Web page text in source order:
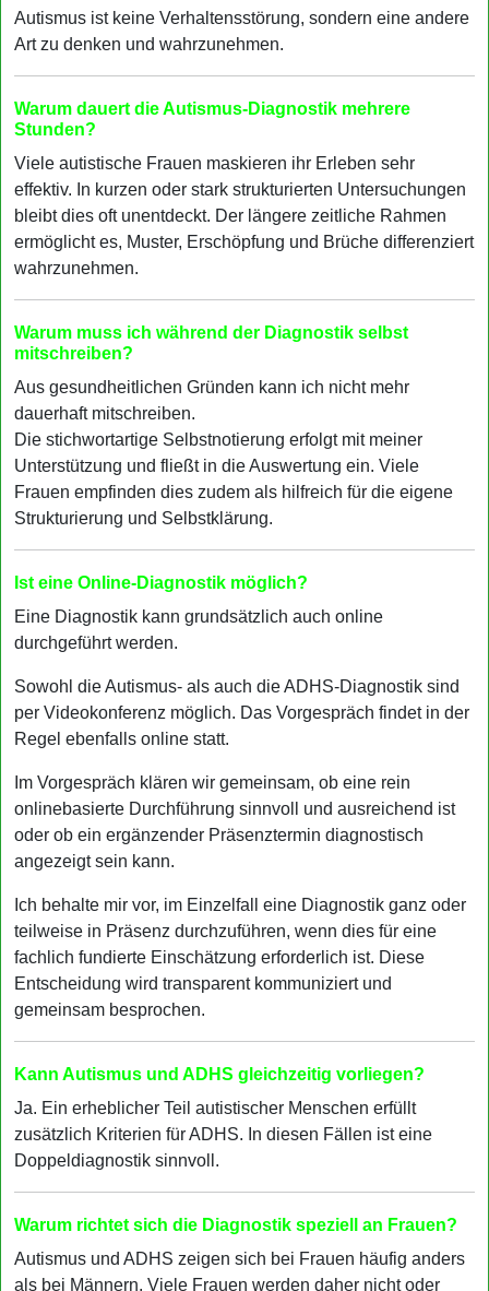
Autismus ist keine Verhaltensstörung, sondern eine andere
Art zu denken und wahrzunehmen.
Warum dauert die Autismus-Diagnostik mehrere
Stunden?
Viele autistische Frauen maskieren ihr Erleben sehr
effektiv. In kurzen oder stark strukturierten Untersuchungen
bleibt dies oft unentdeckt. Der längere zeitliche Rahmen
ermöglicht es, Muster, Erschöpfung und Brüche differenziert
wahrzunehmen.
Warum muss ich während der Diagnostik selbst
mitschreiben?
Aus gesundheitlichen Gründen kann ich nicht mehr
dauerhaft mitschreiben.
Die stichwortartige Selbstnotierung erfolgt mit meiner
Unterstützung und fließt in die Auswertung ein. Viele
Frauen empfinden dies zudem als hilfreich für die eigene
Strukturierung und Selbstklärung.
Ist eine Online-Diagnostik möglich?
Eine Diagnostik kann grundsätzlich auch online
durchgeführt werden.
Sowohl die Autismus- als auch die ADHS-Diagnostik sind
per Videokonferenz möglich. Das Vorgespräch findet in der
Regel ebenfalls online statt.
Im Vorgespräch klären wir gemeinsam, ob eine rein
onlinebasierte Durchführung sinnvoll und ausreichend ist
oder ob ein ergänzender Präsenztermin diagnostisch
angezeigt sein kann.
Ich behalte mir vor, im Einzelfall eine Diagnostik ganz oder
teilweise in Präsenz durchzuführen, wenn dies für eine
fachlich fundierte Einschätzung erforderlich ist. Diese
Entscheidung wird transparent kommuniziert und
gemeinsam besprochen.
Kann Autismus und ADHS gleichzeitig vorliegen?
Ja. Ein erheblicher Teil autistischer Menschen erfüllt
zusätzlich Kriterien für ADHS. In diesen Fällen ist eine
Doppeldiagnostik sinnvoll.
Warum richtet sich die Diagnostik speziell an Frauen?
Autismus und ADHS zeigen sich bei Frauen häufig anders
als bei Männern. Viele Frauen werden daher nicht oder